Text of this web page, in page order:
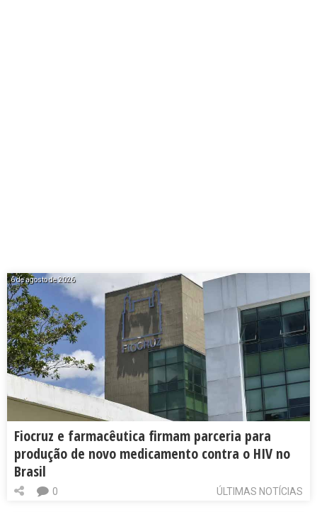
6 de agosto de 2026
Fiocruz e farmacêutica firmam parceria para
produção de novo medicamento contra o HIV no
Brasil
ÚLTIMAS NOTÍCIAS
0